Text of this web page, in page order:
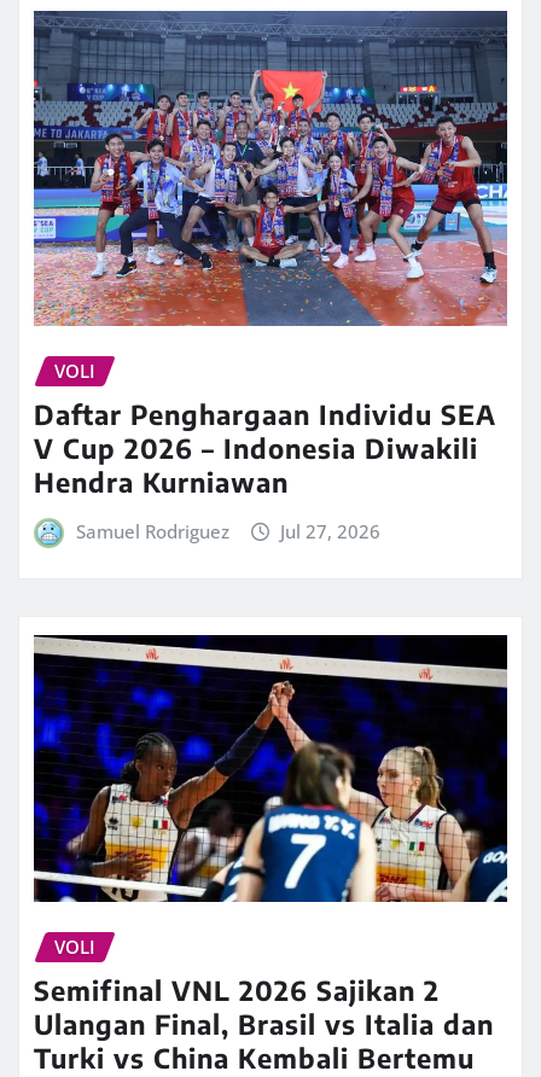
VOLI
Daftar Penghargaan Individu SEA
V Cup 2026 – Indonesia Diwakili
Hendra Kurniawan
Samuel Rodriguez Jul 27, 2026
VOLI
Semifinal VNL 2026 Sajikan 2
Ulangan Final, Brasil vs Italia dan
Turki vs China Kembali Bertemu